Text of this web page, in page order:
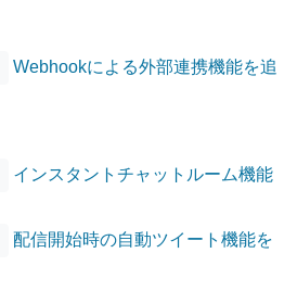
Webhookによる外部連携機能を追
インスタントチャットルーム機能
配信開始時の自動ツイート機能を